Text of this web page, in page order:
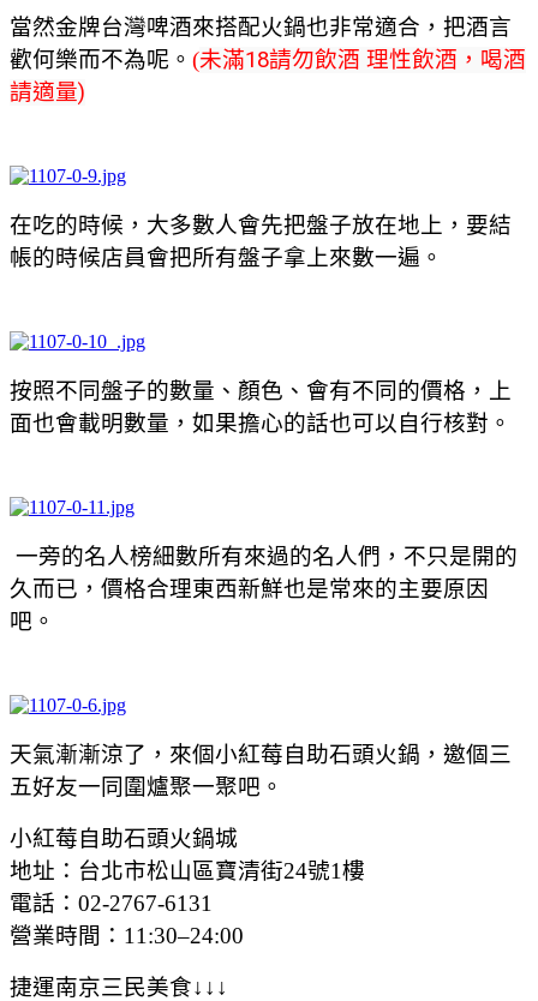
當然金牌台灣啤酒來搭配火鍋也非常適合，把酒言
歡何樂而不為呢。 (未滿18請勿飲酒 理性飲酒，喝酒
請適量)
在吃的時候，大多數人會先把盤子放在地上，要結
帳的時候店員會把所有盤子拿上來數一遍。
按照不同盤子的數量、顏色、會有不同的價格，上
面也會載明數量，如果擔心的話也可以自行核對。
一旁的名人榜細數所有來過的名人們，不只是開的
久而已，價格合理東西新鮮也是常來的主要原因
吧。
天氣漸漸涼了，來個小紅莓自助石頭火鍋，邀個三
五好友一同圍爐聚一聚吧。
小紅莓自助石頭火鍋城
地址：台北市松山區寶清街24號1樓
電話：02-2767-6131
營業時間：11:30–24:00
捷運南京三民美食↓↓↓